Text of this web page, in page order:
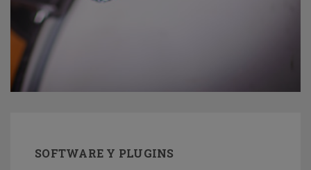
SOFTWARE Y PLUGINS